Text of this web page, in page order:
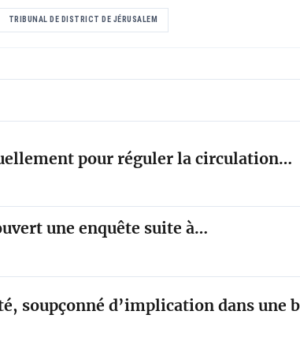
TRIBUNAL DE DISTRICT DE JÉRUSALEM
pour réguler la circulation…
une enquête suite à…
soupçonné d’implication dans une